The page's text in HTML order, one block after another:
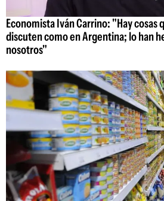
Economista Iván Carrino: "Hay cosas
discuten como en Argentina; lo han
nosotros"